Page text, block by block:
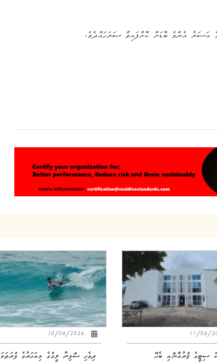
އަސަރު އެންމެ ބޮޑަށް ކޮށްފައިވާ ސަރަހައްދެވެ.
ސިޓީގެ ޤުރުއާނާއި ބެހޭ
10/06/2026
ދިވެހި ސާފިން ލީގުގެ މިއަހަރުގެ ފުރަތަމަ